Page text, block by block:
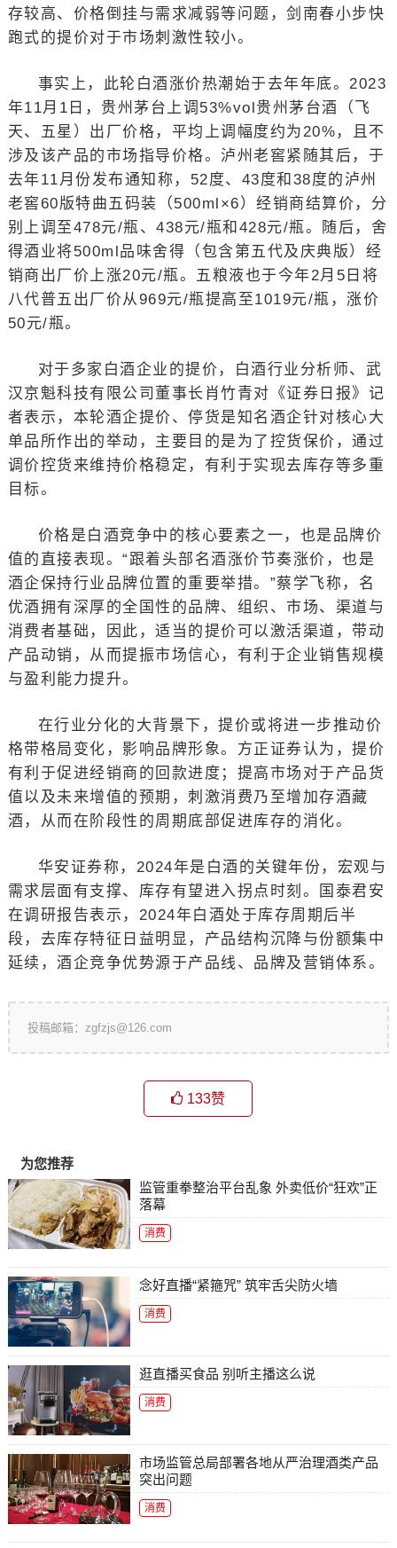
存较高、价格倒挂与需求减弱等问题，剑南春小步快
跑式的提价对于市场刺激性较小。
事实上，此轮白酒涨价热潮始于去年年底。2023
年11月1日，贵州茅台上调53%vol贵州茅台酒（飞
天、五星）出厂价格，平均上调幅度约为20%，且不
涉及该产品的市场指导价格。泸州老窖紧随其后，于
去年11月份发布通知称，52度、43度和38度的泸州
老窖60版特曲五码装（500ml×6）经销商结算价，分
别上调至478元/瓶、438元/瓶和428元/瓶。随后，舍
得酒业将500ml品味舍得（包含第五代及庆典版）经
销商出厂价上涨20元/瓶。五粮液也于今年2月5日将
八代普五出厂价从969元/瓶提高至1019元/瓶，涨价
50元/瓶。
对于多家白酒企业的提价，白酒行业分析师、武
汉京魁科技有限公司董事长肖竹青对《证券日报》记
者表示，本轮酒企提价、停货是知名酒企针对核心大
单品所作出的举动，主要目的是为了控货保价，通过
调价控货来维持价格稳定，有利于实现去库存等多重
目标。
价格是白酒竞争中的核心要素之一，也是品牌价
值的直接表现。“跟着头部名酒涨价节奏涨价，也是
酒企保持行业品牌位置的重要举措。”蔡学飞称，名
优酒拥有深厚的全国性的品牌、组织、市场、渠道与
消费者基础，因此，适当的提价可以激活渠道，带动
产品动销，从而提振市场信心，有利于企业销售规模
与盈利能力提升。
在行业分化的大背景下，提价或将进一步推动价
格带格局变化，影响品牌形象。方正证券认为，提价
有利于促进经销商的回款进度；提高市场对于产品货
值以及未来增值的预期，刺激消费乃至增加存酒藏
酒，从而在阶段性的周期底部促进库存的消化。
华安证券称，2024年是白酒的关键年份，宏观与
需求层面有支撑、库存有望进入拐点时刻。国泰君安
在调研报告表示，2024年白酒处于库存周期后半
段，去库存特征日益明显，产品结构沉降与份额集中
延续，酒企竞争优势源于产品线、品牌及营销体系。
投稿邮箱：zgfzjs@126.com
133赞
为您推荐
监管重拳整治平台乱象 外卖低价“狂欢”正
落幕
消费
念好直播“紧箍咒” 筑牢舌尖防火墙
消费
逛直播买食品 别听主播这么说
消费
市场监管总局部署各地从严治理酒类产品
突出问题
消费